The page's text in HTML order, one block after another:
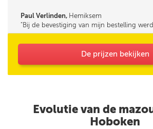
leek me. Verder was de service super!
Paul Verlinden, Hemiksem
Bij de bevestiging van mijn bestelling werd
mijn opmerking (Korting HNN personeel)
De prijzen bekijken
Evolutie van de
Hoboken